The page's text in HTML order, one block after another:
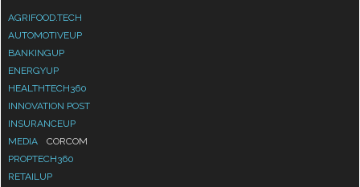
AGRIFOOD.TECH
AUTOMOTIVEUP
BANKINGUP
ENERGYUP
HEALTHTECH360
INNOVATION POST
INSURANCEUP
MEDIA
CORCOM
PROPTECH360
RETAILUP